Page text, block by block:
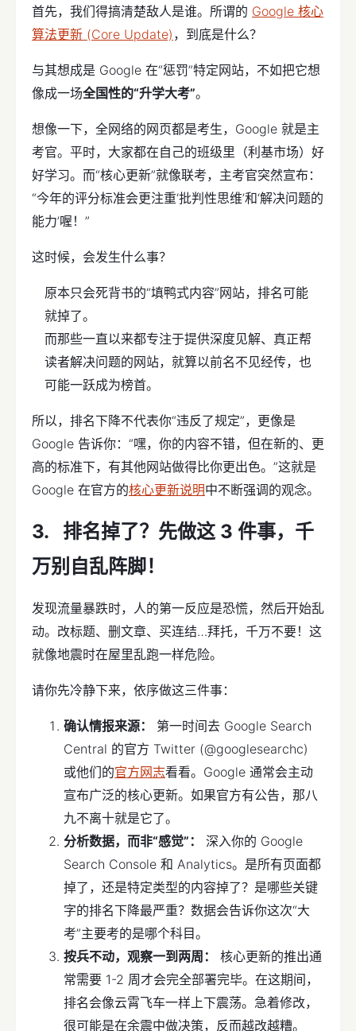
首先，我们得搞清楚敌人是谁。所谓的 Google 核心
算法更新 (Core Update) ，到底是什么？
与其想成是 Google 在“惩罚”特定网站，不如把它想
像成一场全国性的“升学大考”。
想像一下，全网络的网页都是考生，Google 就是主
考官。平时，大家都在自己的班级里（利基市场）好
好学习。而“核心更新”就像联考，主考官突然宣布：
“今年的评分标准会更注重‘批判性思维’和‘解决问题的
能力’喔！”
这时候，会发生什么事？
原本只会死背书的“填鸭式内容”网站，排名可能
就掉了。
而那些一直以来都专注于提供深度见解、真正帮
读者解决问题的网站，就算以前名不见经传，也
可能一跃成为榜首。
所以，排名下降不代表你“违反了规定”，更像是
Google 告诉你：“嘿，你的内容不错，但在新的、更
高的标准下，有其他网站做得比你更出色。”这就是
Google 在官方的核心更新说明中不断强调的观念。
排名掉了？先做这 3 件事，千
万别自乱阵脚！
发现流量暴跌时，人的第一反应是恐慌，然后开始乱
动。改标题、删文章、买连结…拜托，千万不要！这
就像地震时在屋里乱跑一样危险。
请你先冷静下来，依序做这三件事：
确认情报来源：
第一时间去 Google Search
Central 的官方 Twitter (@googlesearchc)
或他们的官方网志看看。Google 通常会主动
宣布广泛的核心更新。如果官方有公告，那八
九不离十就是它了。
分析数据，而非“感觉”：
深入你的 Google
Search Console 和 Analytics。是所有页面都
掉了，还是特定类型的内容掉了？是哪些关键
字的排名下降最严重？数据会告诉你这次“大
考”主要考的是哪个科目。
按兵不动，观察一到两周：
核心更新的推出通
常需要 1-2 周才会完全部署完毕。在这期间，
排名会像云霄飞车一样上下震荡。急着修改，
很可能是在余震中做决策，反而越改越糟。